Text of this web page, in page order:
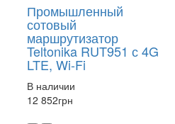
Промышленный
сотовый
маршрутизатор
Teltonika RUT951 с 4G
LTE, Wi-Fi
В наличии
12 852грн